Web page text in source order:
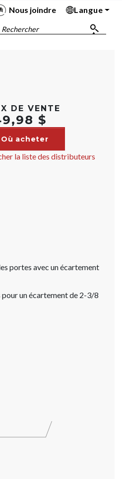
Nous joindre
Langue
Rechercher
DE VENTE
$
Où acheter
la liste des distributeurs
portes avec un écartement
un écartement de 2-3/8